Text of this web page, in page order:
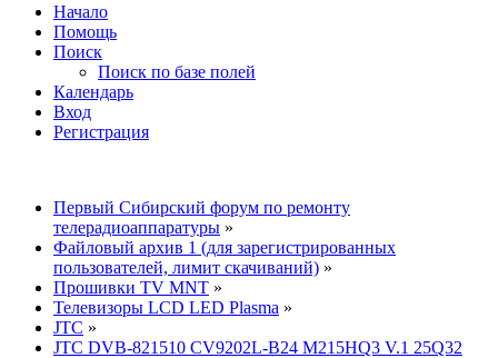
Начало
Помощь
Поиск
Поиск по базе полей
Календарь
Вход
Регистрация
Первый Сибирский форум по ремонту
телерадиоаппаратуры »
Файловый архив 1 (для зарегистрированных
пользователей, лимит скачиваний) »
Прошивки TV MNT »
Телевизоры LCD LED Plasma »
JTC »
JTC DVB-821510 CV9202L-B24 M215HQ3 V.1 25Q32